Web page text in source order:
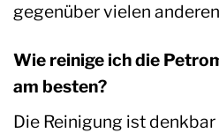
gegenüber vielen
Wie reinige ich die
am besten?
Die Reinigung ist